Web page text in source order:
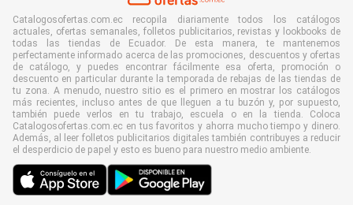
Catalogosofertas.com.ec recopila diariamente todos los catálogos
actuales, ofertas semanales, folletos publicitarios, revistas y lookbooks de
todas las tiendas de Ecuador. De esta manera, te mantenemos
perfectamente informado acerca de las promociones, descuentos y ofertas
de catálogo, y puedes encontrar fácilmente esa oferta, promoción o
descuento en particular durante la temporada de rebajas de las tiendas de
tu zona. A menudo, nuestro sitio es el primero en mostrar los catálogos
más recientes, incluso antes de que lleguen a tu buzón y, por supuesto,
también puede verlos en tu trabajo, escuela o en la tienda. Coloca
Catalogosofertas.com.ec en tus favoritos y ahorra mucho tiempo y dinero.
Además, al leer folletos publicitarios digitales también contribuyes a reducir
el desperdicio de papel y esto es bueno para nuestro medio ambiente.